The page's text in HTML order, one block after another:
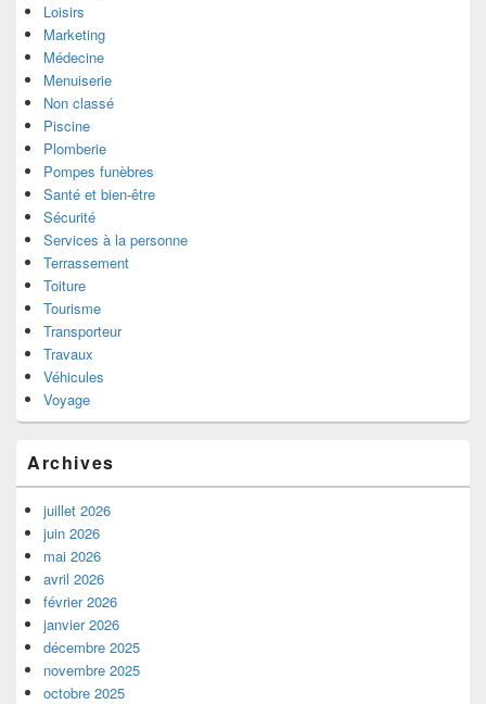
Loisirs
Marketing
Médecine
Menuiserie
Non classé
Piscine
Plomberie
Pompes funèbres
Santé et bien-être
Sécurité
Services à la personne
Terrassement
Toiture
Tourisme
Transporteur
Travaux
Véhicules
Voyage
Archives
juillet 2026
juin 2026
mai 2026
avril 2026
février 2026
janvier 2026
décembre 2025
novembre 2025
octobre 2025